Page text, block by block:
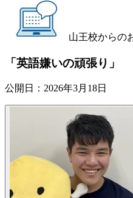
山王校からの
「英語嫌いの頑張り」
公開日： 2026年3月18日